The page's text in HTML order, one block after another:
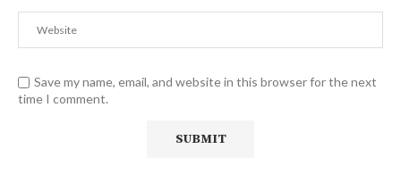
Save my name, email, and website in this browser for the next
time I comment.